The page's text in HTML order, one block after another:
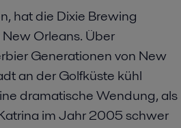
hat die Dixie Brewing
Orleans. Über
Generationen von New
an der Golfküste kühl
dramatische Wendung, als
im Jahr 2005 schwer